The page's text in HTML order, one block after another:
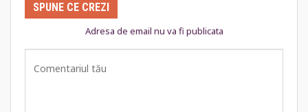
SPUNE CE CREZI
Adresa de email nu va fi publicata